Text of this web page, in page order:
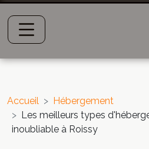
Accueil
Hébergement
Les meilleurs types
inoubliable à Roissy